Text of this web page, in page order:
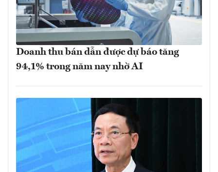
Doanh thu bán dẫn được dự báo tăng
94,1% trong năm nay nhờ AI